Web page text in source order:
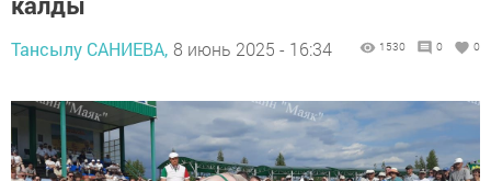
Тансылу САНИЕВА, 8 июнь 2025 - 16:34 1530 0 0